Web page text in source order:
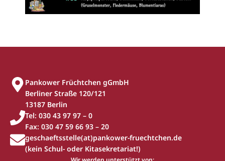
Pankower Früchtchen gGmbH
Berliner Straße 120/121
13187 Berlin
Tel: 030 43 97 97 – 0
Fax: 030 47 59 66 93 – 20
geschaeftsstelle(at)pankower-fruechtchen.de
(kein Schul- oder Kitasekretariat!)